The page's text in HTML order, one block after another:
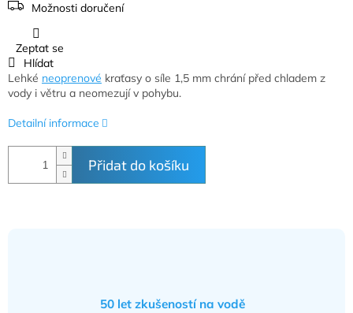
Možnosti doručení
Přidat do košíku
Lehké neoprenové kraťasy o síle 1,5 mm chrání před chladem z
vody i větru a neomezují v pohybu.
Detailní informace
Zeptat se
Hlídat
50 let zkušeností na vodě